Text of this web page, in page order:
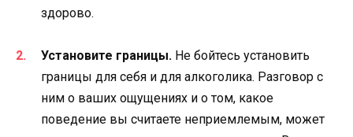
здорово.
Установите границы. Не бойтесь установить
границы для себя и для алкоголика. Разговор с
ним о ваших ощущениях и о том, какое
поведение вы считаете неприемлемым, может